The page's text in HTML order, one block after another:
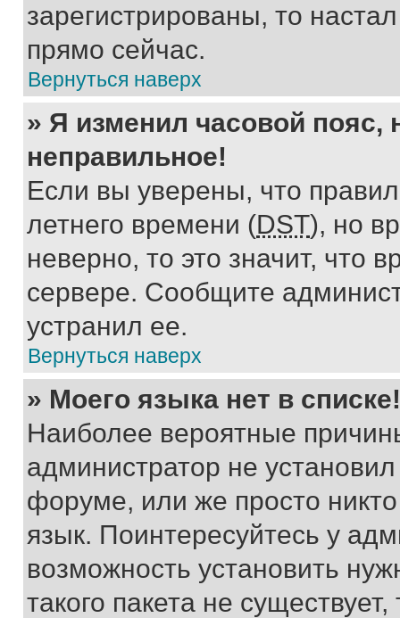
зарегистрированы, то
прямо сейчас.
Вернуться наверх
» Я изменил часовой пояс,
неправильное!
Если вы уверены, что
летнего времени (DST), но
неверно, то это значит, что
сервере. Сообщите
устранил ее.
Вернуться наверх
» Моего языка нет в списке!
Наиболее вероятные
администратор не
форуме, или же просто
язык. Поинтересуйтесь у
возможность установить
такого пакета не